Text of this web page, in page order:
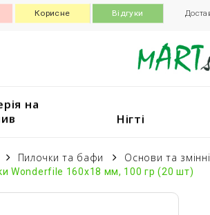
Корисне Відгуки
на
Нігті
Пилочки та бафи Основи та
Wonderfile 160x18 мм, 100 гр (20 шт)